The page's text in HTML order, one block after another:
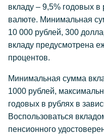
вкладу – 9,5% годовых в
валюте. Минимальная
10 000 рублей, 300
вкладу предусмотрена
процентов.
Минимальная сумма
1000 рублей,
годовых в рублях в
Воспользоваться
пенсионного